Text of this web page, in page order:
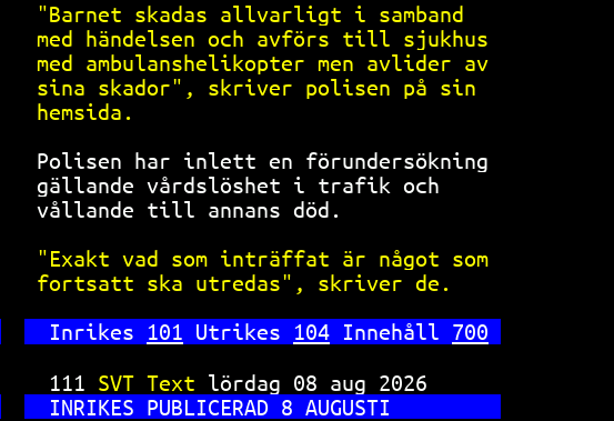
"Barnet skadas allvarligt i samband
med händelsen och avförs till sjukhus
med ambulanshelikopter men avlider av
sina skador", skriver polisen på sin
hemsida.
Polisen har inlett en förundersökning
gällande vårdslöshet i trafik och
vållande till annans död.
"Exakt vad som inträffat är något som
fortsatt ska utredas", skriver de.
Inrikes 101 Utrikes 104 Innehåll 700
111 SVT Text lördag 08 aug 2026
INRIKES PUBLICERAD 8 AUGUSTI